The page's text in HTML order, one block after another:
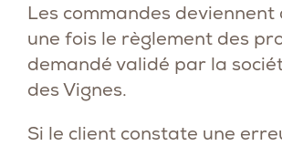
Les commandes
une fois le règlement des
demandé validé par la
des Vignes.
Si le client constate une